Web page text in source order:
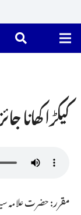
کیکڑا کھانا
مقرر:حضرت علامہ